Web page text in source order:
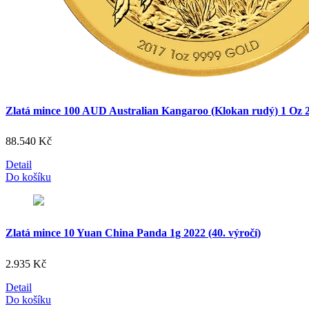
Zlatá mince 100 AUD Australian Kangaroo (Klokan rudý) 1 Oz
88.540 Kč
Detail
Do košíku
Zlatá mince 10 Yuan China Panda 1g 2022 (40. výročí)
2.935 Kč
Detail
Do košíku